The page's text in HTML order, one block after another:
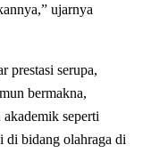
ujarnya
prestasi serupa,
bermakna,
seperti
di bidang olahraga di